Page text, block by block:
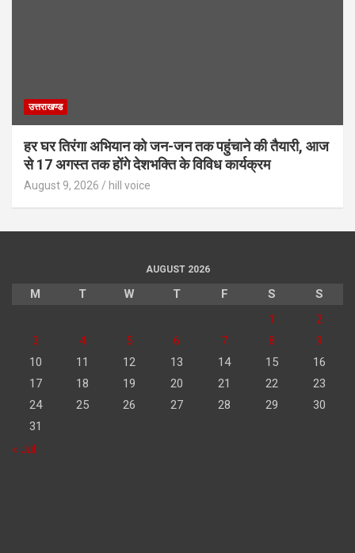
उत्तराखण्ड
हर घर तिरंगा अभियान को जन-जन तक पहुंचाने की तैयारी, आज
से 17 अगस्त तक होंगे देशभक्ति के विविध कार्यक्रम
August 9, 2026 hill voice
AUGUST 2026
M T W T F S
S
1
2
3
4 5 6 7 8
9
10
11 12 13 14 15
16
17
18 19 20 21 22
23
24
25 26 27 28 29
30
31
« Jul